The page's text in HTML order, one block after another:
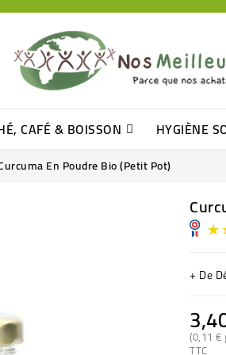
CAFÉ & BOISSON HYGIÈNE
En Poudre Bio (petit Pot)
+ De
(0,11
TTC